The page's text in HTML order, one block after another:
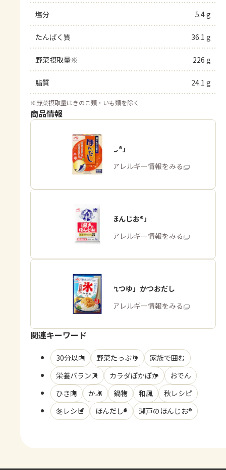
塩分 5.4 g
たんぱく質 36.1 g
野菜摂取量※ 226 g
脂質 24.1 g
※野菜摂取量はきのこ類・いも類を除く
商品情報
「ほんだし®」
商品・アレルギー情報をみる
「瀬戸のほんじお®」
商品・アレルギー情報をみる
「氷みぞれつゆ」かつおだし
商品・アレルギー情報をみる
関連キーワード
30分以内 野菜たっぷり
家族で囲む
栄養バランス
カラダぽかぽか
おでん
ひき肉
かぶ 鍋物 和風
秋レシピ
冬レシピ
ほんだし® 瀬戸のほんじお®